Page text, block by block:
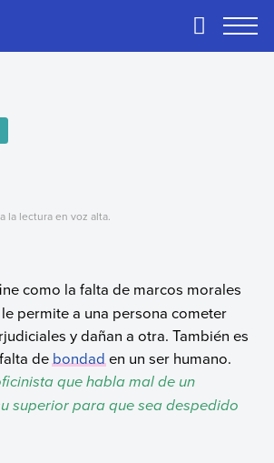
Primary
la lectura en voz alta.
como la falta de marcos morales
permite a una persona cometer
y dañan a otra. También es
debondaden un ser humano.
que habla mal de un
superior para que sea despedido